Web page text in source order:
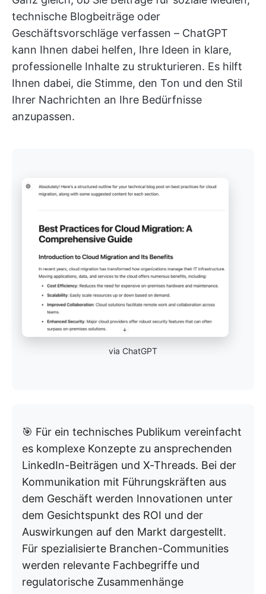
technische Blogbeiträge oder
Geschäftsvorschläge verfassen – ChatGPT
kann Ihnen dabei helfen, Ihre Ideen in klare,
professionelle Inhalte zu strukturieren. Es hilft
Ihnen dabei, die Stimme, den Ton und den Stil
Ihrer Nachrichten an Ihre Bedürfnisse
anzupassen.
via ChatGPT
🎯 Für ein technisches Publikum vereinfacht
es komplexe Konzepte zu ansprechenden
LinkedIn-Beiträgen und X-Threads. Bei der
Kommunikation mit Führungskräften aus
dem Geschäft werden Innovationen unter
dem Gesichtspunkt des ROI und der
Auswirkungen auf den Markt dargestellt.
Für spezialisierte Branchen-Communities
werden relevante Fachbegriffe und
regulatorische Zusammenhänge